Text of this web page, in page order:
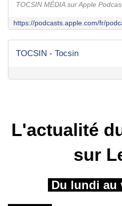
TOCSIN MÉDIA sur Apple
TOCSIN - Tocsin
L'actualité
sur
Du lundi au